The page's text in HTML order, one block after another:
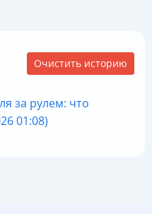
Очистить историю
за рулем: что
01:08)